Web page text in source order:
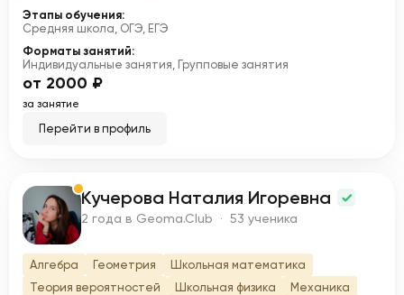
Этапы обучения:
Средняя школа, ОГЭ, ЕГЭ
Форматы занятий:
Индивидуальные занятия, Групповые занятия
от 2000 ₽
за занятие
Перейти в профиль
К Кучерова Наталия Игоревна
2 года в Geoma.Club · 53 ученика
Алгебра Геометрия
Школьная математика
Теория вероятностей
Школьная физика
Механика